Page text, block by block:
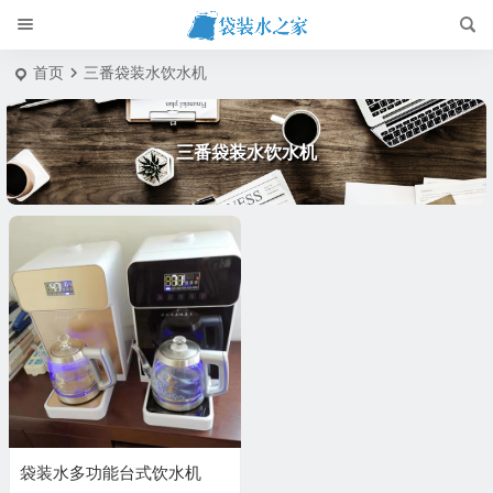
首页 三番袋装水饮水机
三番袋装水饮水机
袋装水多功能台式饮水机